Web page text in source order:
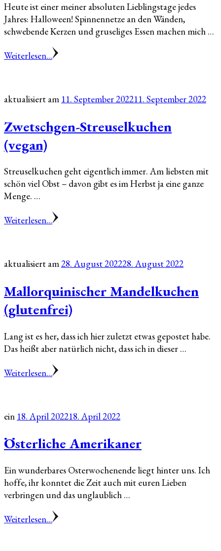
Heute ist einer meiner absoluten Lieblingstage jedes
Jahres: Halloween! Spinnennetze an den Wänden,
schwebende Kerzen und gruseliges Essen machen mich …
Weiterlesen...
aktualisiert am 11. September 202211. September 2022
Zwetschgen-Streuselkuchen
(vegan)
Streuselkuchen geht eigentlich immer. Am liebsten mit
schön viel Obst – davon gibt es im Herbst ja eine ganze
Menge. …
Weiterlesen...
aktualisiert am28. August 202228. August 2022
Mallorquinischer Mandelkuchen
(glutenfrei)
Lang ist es her, dass ich hier zuletzt etwas gepostet habe.
Das heißt aber natürlich nicht, dass ich in dieser …
Weiterlesen...
ein 18. April 202218. April 2022
Österliche Amerikaner
Ein wunderbares Osterwochenende liegt hinter uns. Ich
hoffe, ihr konntet die Zeit auch mit euren Lieben
verbringen und das unglaublich …
Weiterlesen...